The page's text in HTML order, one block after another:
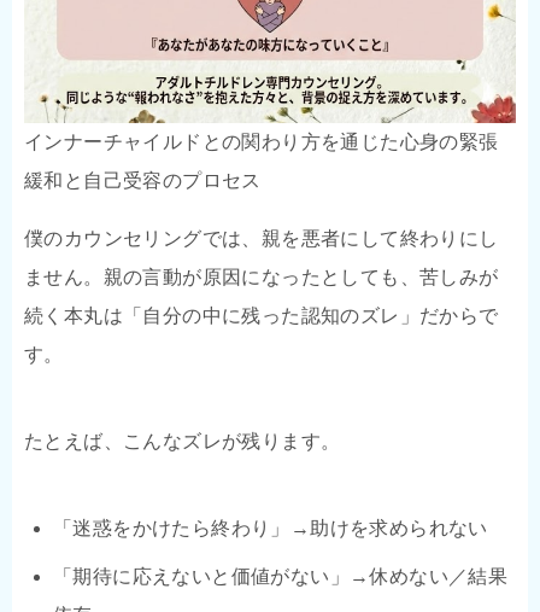
インナーチャイルドとの関わり方を通じた心身の緊張
緩和と自己受容のプロセス
僕のカウンセリングでは、親を悪者にして終わりにし
ません。親の言動が原因になったとしても、苦しみが
続く本丸は「自分の中に残った認知のズレ」だからで
す。
たとえば、こんなズレが残ります。
「迷惑をかけたら終わり」→助けを求められない
「期待に応えないと価値がない」→休めない／結果